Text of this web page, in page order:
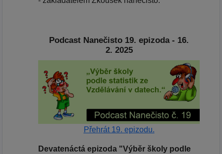
Podcast Nanečisto 19. epizoda - 16.
2. 2025
Přehrát 19. epizodu.
Devatenáctá epizoda "Výběr školy podle